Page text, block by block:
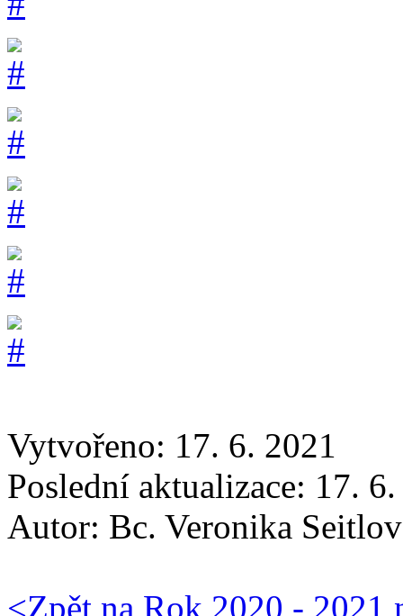
Vytvořeno: 17. 6. 2021
Poslední aktualizace: 17.
Autor: Bc. Veronika
<Zpět na Rok 2020 - 2021